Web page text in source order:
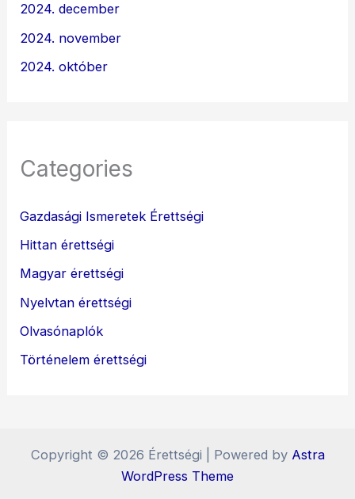
2024. december
2024. november
2024. október
Categories
Gazdasági Ismeretek Érettségi
Hittan érettségi
Magyar érettségi
Nyelvtan érettségi
Olvasónaplók
Történelem érettségi
Copyright © 2026 Érettségi | Powered by Astra
WordPress Theme